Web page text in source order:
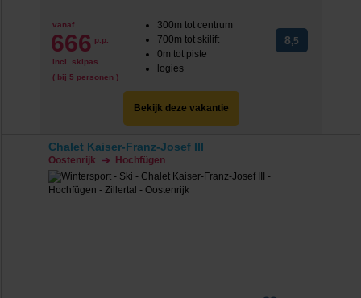
vanaf
666 p.p.
incl. skipas
( bij 5 personen )
300m tot centrum
700m tot skilift
0m tot piste
logies
8,5
Bekijk deze vakantie
Chalet Kaiser-Franz-Josef III
Oostenrijk Hochfügen